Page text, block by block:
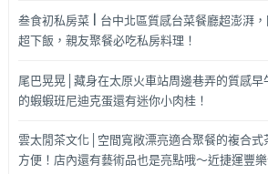
叁食初私房菜 | 台中北區質感台菜餐廳超澎湃
超下飯，親友聚餐必吃私房料理！
尾巴晃晃│藏身在太原火車站周邊巷弄的質感早
的蝦蝦班尼迪克蛋還有迷你小肉桂！
雲太閒茶文化│空間寬敞漂亮適合聚餐的複合
方便！店內還有藝術品也是亮點哦～近捷運豐